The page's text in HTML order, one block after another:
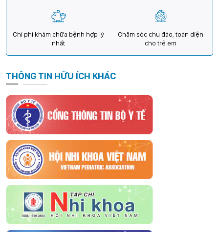
Chi phí khám chữa bệnh hợp lý
nhất
Chăm sóc chu đáo, toàn diện
cho trẻ em
THÔNG TIN HỮU ÍCH KHÁC